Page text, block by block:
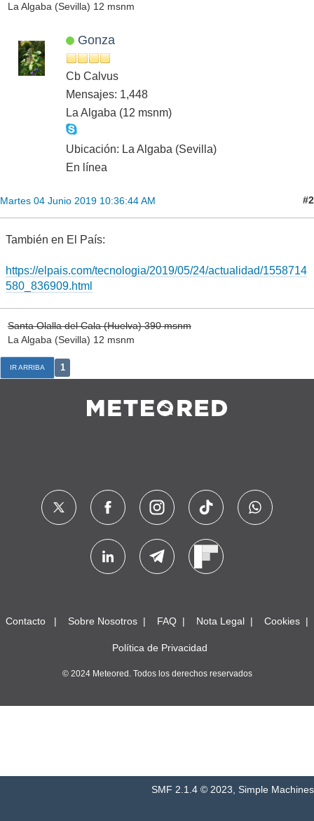
La Algaba (Sevilla) 12 msnm
Gonza
Cb Calvus
Mensajes: 1,448
La Algaba (12 msnm)
Ubicación: La Algaba (Sevilla)
En línea
Martes 04 Junio 2019 10:36:44 AM #2
También en El País:
https://elpais.com/tecnologia/2019/05/24/actualidad/1558714
580_836909.html
Santa Olalla del Cala (Huelva) 390 msnm
La Algaba (Sevilla) 12 msnm
IR ARRIBA 1
Contacto Sobre Nosotros FAQ Nota Legal Cookies
Política de Privacidad
© 2024 Meteored. Todos los derechos reservados
SMF 2.1.4 © 2023 Simple Machines